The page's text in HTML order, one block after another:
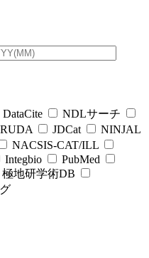
DataCite
NDLサーチ
RUDA JDCat
NINJAL
NACSIS-CAT/ILL
Integbio
PubMed
極地研学術DB